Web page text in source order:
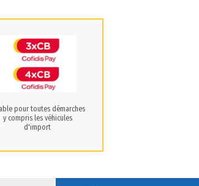
pour toutes démarches
y compris les véhicules
d'import